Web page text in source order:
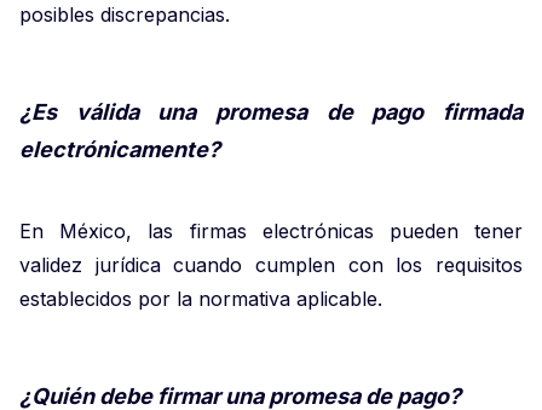
posibles discrepancias.
¿Es válida una promesa de pago firmada
electrónicamente?
En México, las firmas electrónicas pueden tener
validez jurídica cuando cumplen con los requisitos
establecidos por la normativa aplicable.
¿Quién debe firmar una promesa de pago?